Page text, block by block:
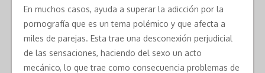
En muchos casos, ayuda a superar la adicción por la
pornografía que es un tema polémico y que afecta a
miles de parejas. Esta trae una desconexión perjudicial
de las sensaciones, haciendo del sexo un acto
mecánico, lo que trae como consecuencia problemas de